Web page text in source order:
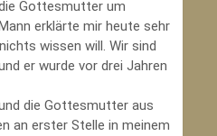
Gottesmutter um
erklärte mir heute sehr
wissen will. Wir sind
er wurde vor drei Jahren
die Gottesmutter aus
an erster Stelle in meinem